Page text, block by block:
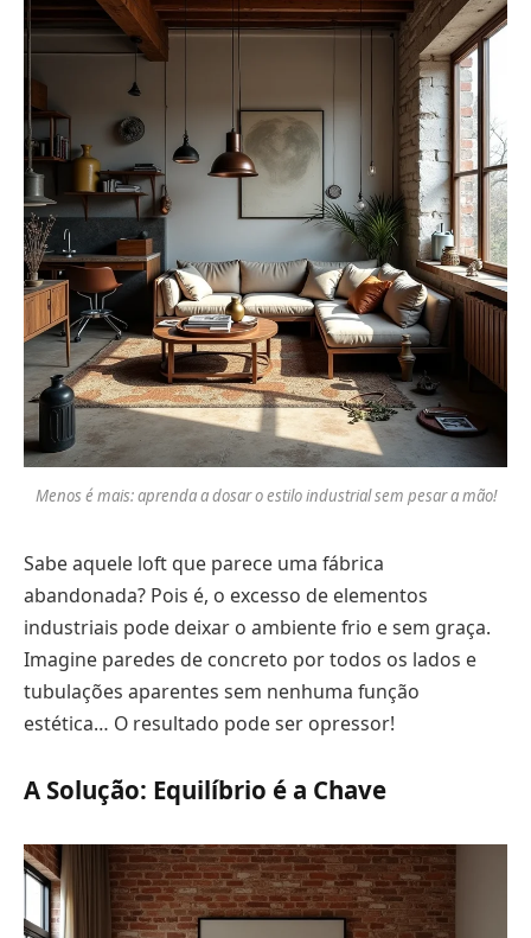
Menos é mais: aprenda a dosar o estilo industrial sem pesar a mão!
Sabe aquele loft que parece uma fábrica
abandonada? Pois é, o excesso de elementos
industriais pode deixar o ambiente frio e sem graça.
Imagine paredes de concreto por todos os lados e
tubulações aparentes sem nenhuma função
estética… O resultado pode ser opressor!
A Solução: Equilíbrio é a Chave